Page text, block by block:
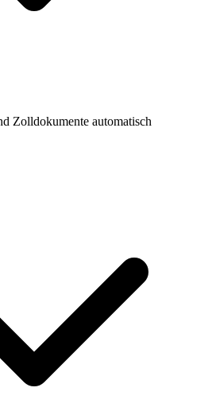
Zolldokumente automatisch